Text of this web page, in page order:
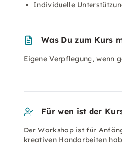
Individuelle
Was Du zum Kurs
Eigene Verpflegung, wenn
Für wen ist der
Der Workshop ist für
kreativen Handarbeiten